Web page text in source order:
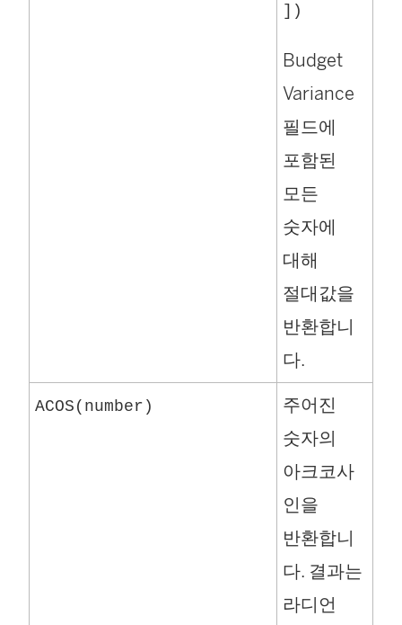
])
Budget
Variance
필드에
포함된
모든
숫자에
대해
절대값을
반환합니
다.
ACOS(number)
주어진
숫자의
아크코사
인을
반환합니
다. 결과는
라디언